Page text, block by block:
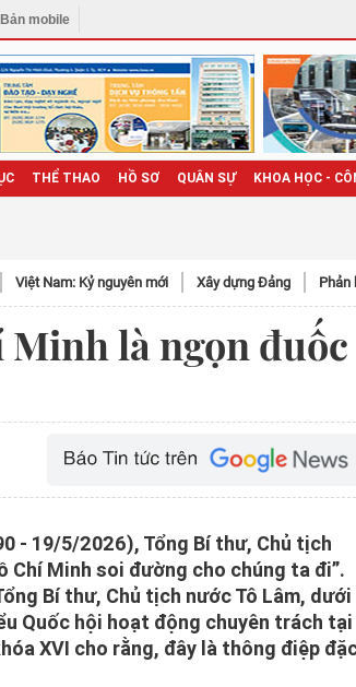
Bản mobile
THỂ THAO HỒ SƠ QUÂN SỰ KHOA HỌC -
Việt Nam: Kỷ nguyên mới Xây dựng Đảng Phản
là ngọn đuốc
- 19/5/2026), Tổng Bí thư, Chủ tịch
Chí Minh soi đường cho chúng ta đi”.
Bí thư, Chủ tịch nước Tô Lâm, dưới
Quốc hội hoạt động chuyên trách tại
XVI cho rằng, đây là thông điệp